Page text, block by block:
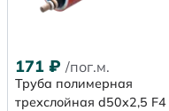
171 ₽ /пог.м.
Труба полимерная
трехслойная d50x2,5 F4